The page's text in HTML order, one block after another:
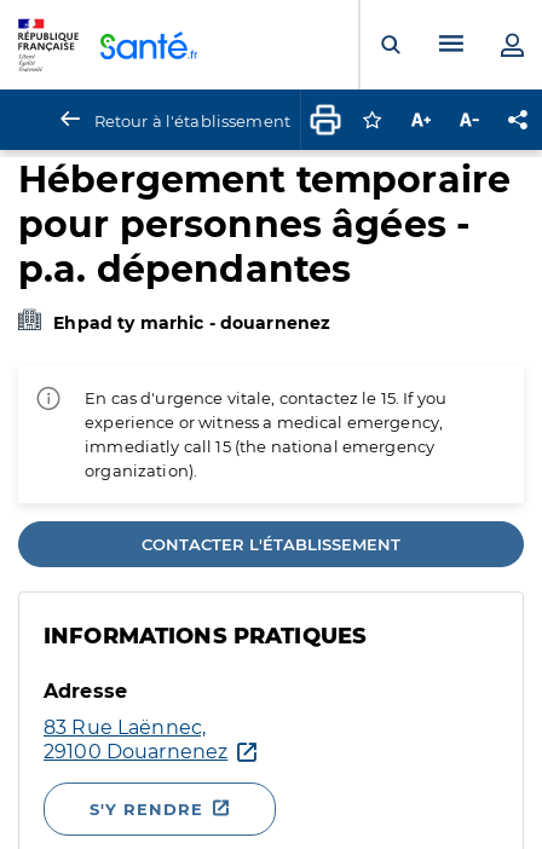
Ouvrir laMenu
Retour à l'établissement Connectez-vous
Augmenter la
Hébergement temporaire
pour personnes âgées -
p.a. dépendantes
Ehpad ty marhic - douarnenez
En cas d'urgence vitale, contactez le 15. If you
experience or witness a medical emergency,
immediatly call 15 (the national emergency
organization).
CONTACTER L'ÉTABLISSEMENT
INFORMATIONS PRATIQUES
Adresse
83 Rue Laënnec,
29100 Douarnenez
S'Y RENDRE